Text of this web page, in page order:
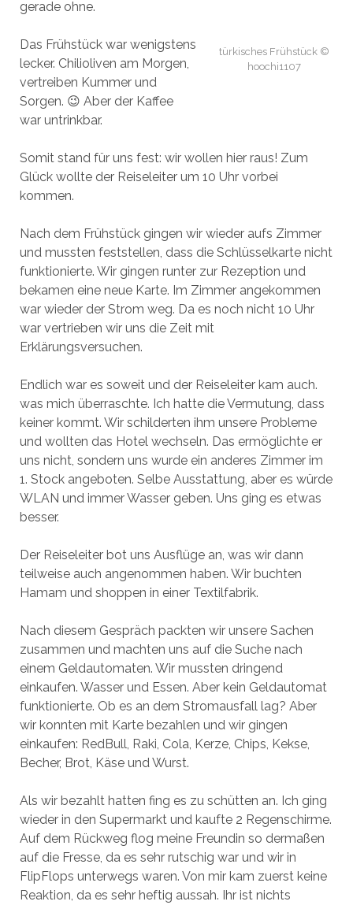
gerade ohne.
türkisches Frühstück ©
hoochi1107
Das Frühstück war wenigstens
lecker. Chilioliven am Morgen,
vertreiben Kummer und
Sorgen. 😉 Aber der Kaffee
war untrinkbar.
Somit stand für uns fest: wir wollen hier raus! Zum
Glück wollte der Reiseleiter um 10 Uhr vorbei
kommen.
Nach dem Frühstück gingen wir wieder aufs Zimmer
und mussten feststellen, dass die Schlüsselkarte nicht
funktionierte. Wir gingen runter zur Rezeption und
bekamen eine neue Karte. Im Zimmer angekommen
war wieder der Strom weg. Da es noch nicht 10 Uhr
war vertrieben wir uns die Zeit mit
Erklärungsversuchen.
Endlich war es soweit und der Reiseleiter kam auch.
was mich überraschte. Ich hatte die Vermutung, dass
keiner kommt. Wir schilderten ihm unsere Probleme
und wollten das Hotel wechseln. Das ermöglichte er
uns nicht, sondern uns wurde ein anderes Zimmer im
1. Stock angeboten. Selbe Ausstattung, aber es würde
WLAN und immer Wasser geben. Uns ging es etwas
besser.
Der Reiseleiter bot uns Ausflüge an, was wir dann
teilweise auch angenommen haben. Wir buchten
Hamam und shoppen in einer Textilfabrik.
Nach diesem Gespräch packten wir unsere Sachen
zusammen und machten uns auf die Suche nach
einem Geldautomaten. Wir mussten dringend
einkaufen. Wasser und Essen. Aber kein Geldautomat
funktionierte. Ob es an dem Stromausfall lag? Aber
wir konnten mit Karte bezahlen und wir gingen
einkaufen: RedBull, Raki, Cola, Kerze, Chips, Kekse,
Becher, Brot, Käse und Wurst.
Als wir bezahlt hatten fing es zu schütten an. Ich ging
wieder in den Supermarkt und kaufte 2 Regenschirme.
Auf dem Rückweg flog meine Freundin so dermaßen
auf die Fresse, da es sehr rutschig war und wir in
FlipFlops unterwegs waren. Von mir kam zuerst keine
Reaktion, da es sehr heftig aussah. Ihr ist nichts